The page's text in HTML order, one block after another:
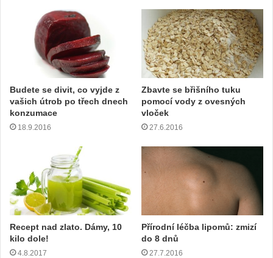
a
i
l
o
d
r
s
Budete se divit, co vyjde z
vašich útrob po třech dnech
konzumace
18.9.2016
Zbavte se břišního tuku
pomocí vody z ovesných
vloček
27.6.2016
Recept nad zlato. Dámy, 10
kilo dole!
4.8.2017
Přírodní léčba lipomů: zmizí
do 8 dnů
27.7.2016